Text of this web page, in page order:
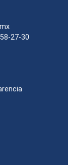
27-30